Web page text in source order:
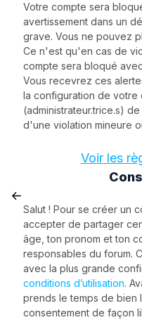
Votre compte sera
avertissement dans un
grave. Vous ne pouvez
Ce n'est qu'en cas de
compte sera bloqué
Vous recevrez ces
la configuration de votre
(administrateur.trice.s)
d'une violation mineure
Voir les
Salut ! Pour se créer un
accepter de partager
âge, ton pronom et ton
responsables du forum.
avec la plus grande
conditions d’utilisation.
prends le temps de bien
consentement de façon